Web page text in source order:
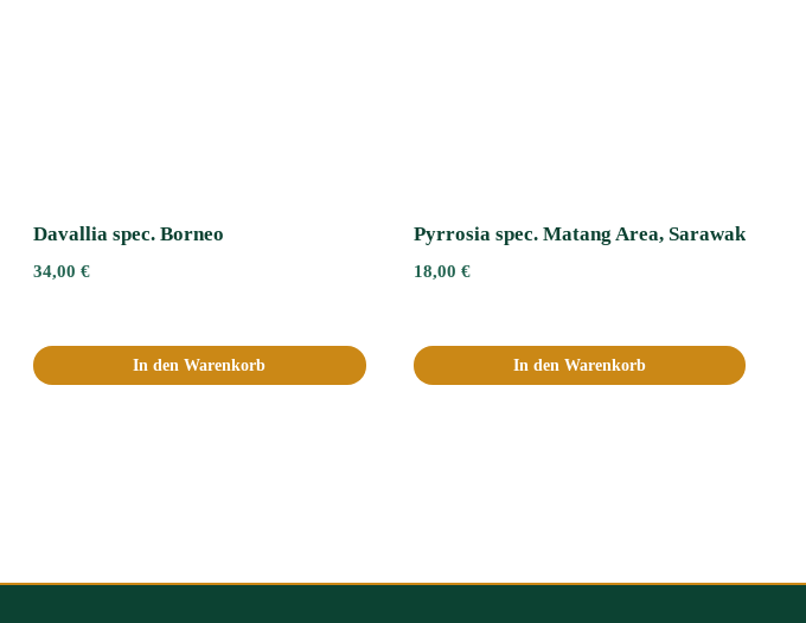
Davallia spec. Borneo
34,00 €
In den Warenkorb
Pyrrosia spec. Matang Area, Sarawak
18,00 €
In den Warenkorb